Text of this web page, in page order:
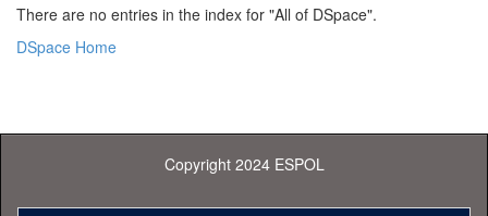
There are no entries in the index for "All of DSpace".
DSpace Home
Copyright 2024 ESPOL